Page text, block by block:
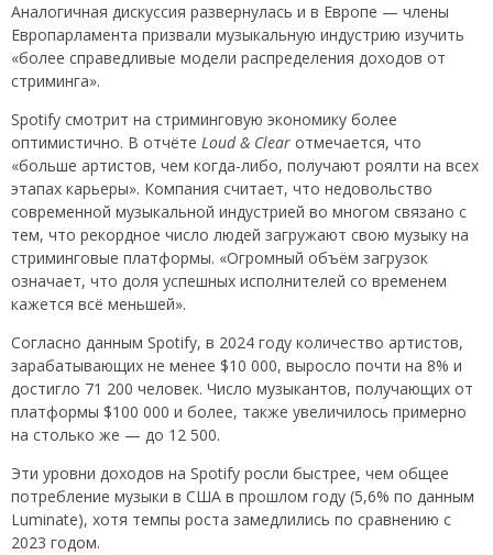
Аналогичная дискуссия развернулась и в Европе — члены
Европарламента призвали музыкальную индустрию изучить
«более справедливые модели распределения доходов от
стриминга».
Spotify смотрит на стриминговую экономику более
оптимистично. В отчёте Loud & Clear отмечается, что
«больше артистов, чем когда-либо, получают роялти на всех
этапах карьеры». Компания считает, что недовольство
современной музыкальной индустрией во многом связано с
тем, что рекордное число людей загружают свою музыку на
стриминговые платформы. «Огромный объём загрузок
означает, что доля успешных исполнителей со временем
кажется всё меньшей».
Согласно данным Spotify, в 2024 году количество артистов,
зарабатывающих не менее $10 000, выросло почти на 8% и
достигло 71 200 человек. Число музыкантов, получающих от
платформы $100 000 и более, также увеличилось примерно
на столько же — до 12 500.
Эти уровни доходов на Spotify росли быстрее, чем общее
потребление музыки в США в прошлом году (5,6% по данным
Luminate), хотя темпы роста замедлились по сравнению с
2023 годом.